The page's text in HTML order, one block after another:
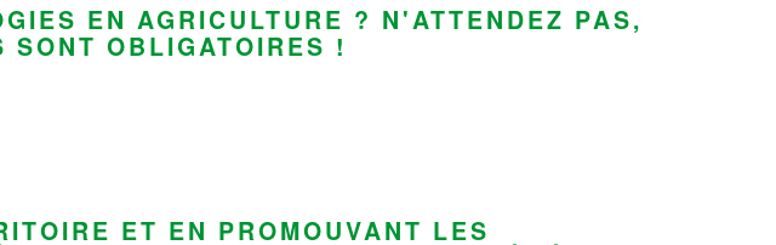
EN AGRICULTURE ? N'ATTENDEZ PAS,
OBLIGATOIRES !
ET EN PROMOUVANT LES